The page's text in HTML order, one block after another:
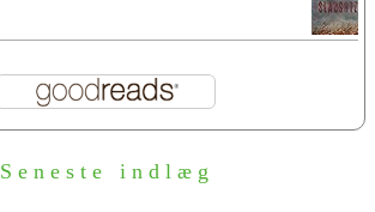
Seneste indlæg